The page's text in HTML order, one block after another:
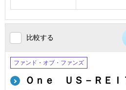
比較する
ファンド・オブ・ファンズ
Ｏｎｅ ＵＳ－ＲＥ